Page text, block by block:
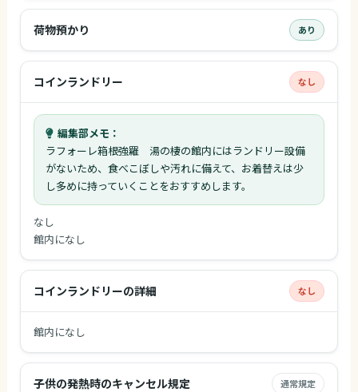
荷物預かり あり
コインランドリー なし
編集部メモ：
ラフォーレ箱根強羅 湯の棲の館内にはランドリー設備
がないため、食べこぼしや汚れに備えて、お着替えは少
し多めに持っていくことをおすすめします。
なし
館内になし
コインランドリーの詳細 なし
館内になし
子供の発熱時のキャンセル規定 通常規定